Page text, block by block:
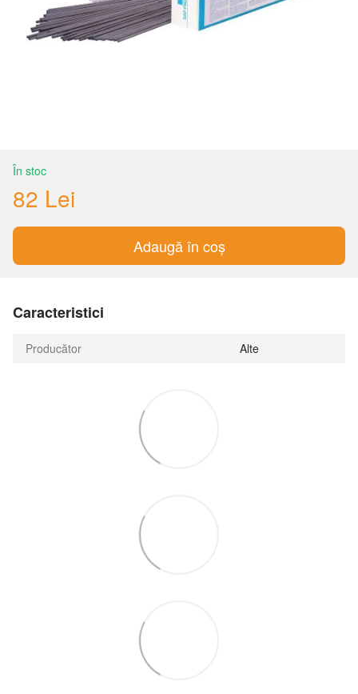
În stoc
82 Lei
Adaugă în coș
Caracteristici
Producător Alte